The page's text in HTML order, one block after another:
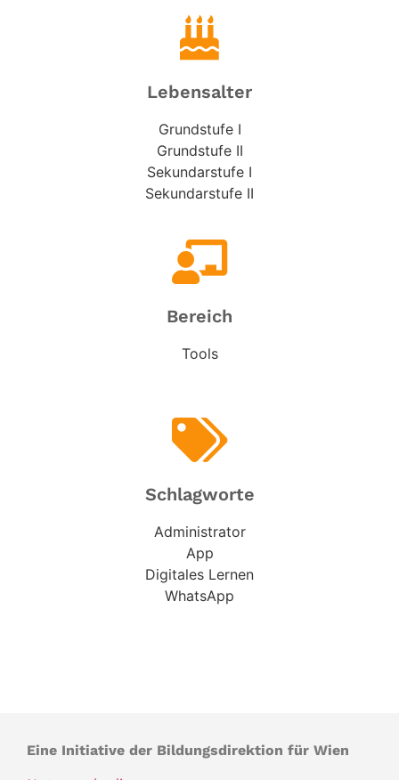
Lebensalter
Grundstufe I
Grundstufe II
Sekundarstufe I
Sekundarstufe II
Bereich
Tools
Schlagworte
Administrator
App
Digitales Lernen
WhatsApp
Eine Initiative der Bildungsdirektion für Wien